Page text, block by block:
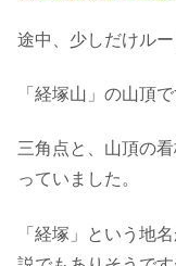
途中、少しだけル
「経塚山」の山頂で
三角点と、山頂の
っていました。
「経塚」という地